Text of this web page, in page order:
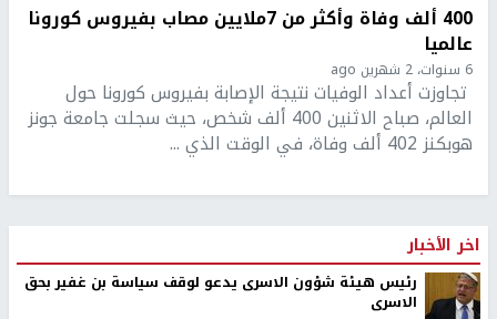
400 ألف وفاة وأكثر من 7ملايين مصاب بفيروس كورونا
عالميا
6 سنوات، 2 شهرين ago
تجاوزت أعداد الوفيات نتيجة الإصابة بفيروس كورونا حول
العالم، صباح الاثنين 400 ألف شخص، حيث سجلت جامعة جونز
هوبكنز 402 ألف وفاة، في الوقت الذي ...
اخر الأخبار
رئيس هيئة شؤون الاسرى يدعو لوقف سياسة بن غفير بحق
الاسرى